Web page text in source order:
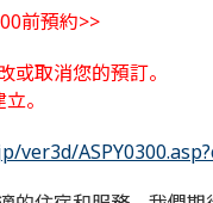
前預約>>
或取消您的預訂。
。